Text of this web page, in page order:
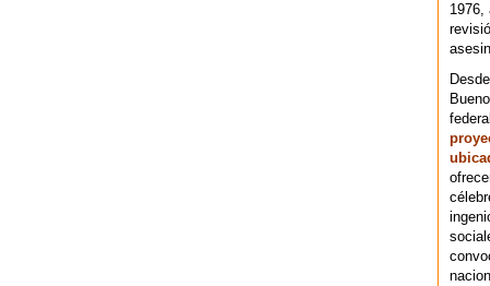
1976,